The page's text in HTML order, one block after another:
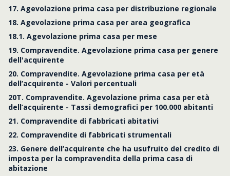
17. Agevolazione prima casa per distribuzione regionale
18. Agevolazione prima casa per area geografica
18.1. Agevolazione prima casa per mese
19. Compravendite. Agevolazione prima casa per genere
dell'acquirente
20. Compravendite. Agevolazione prima casa per età
dell’acquirente - Valori percentuali
20T. Compravendite. Agevolazione prima casa per età
dell’acquirente - Tassi demografici per 100.000 abitanti
21. Compravendite di fabbricati abitativi
22. Compravendite di fabbricati strumentali
23. Genere dell’acquirente che ha usufruito del credito di
imposta per la compravendita della prima casa di
abitazione